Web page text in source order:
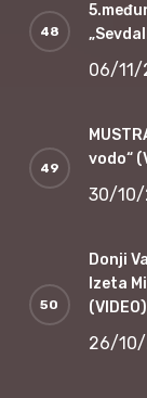
06/11/
vodo“
30/
Donji
Izeta
(VIDEO)
26/